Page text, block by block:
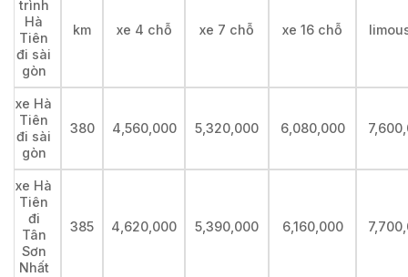
trình
Hà
Tiên
đi sài
gòn
km xe 4 chỗ xe 7 chỗ xe 16 chỗ
xe Hà
Tiên
đi sài
gòn
380 4,560,000 5,320,000 6,080,000
xe Hà
Tiên
đi
Tân
Sơn
Nhất
385 4,620,000 5,390,000 6,160,000